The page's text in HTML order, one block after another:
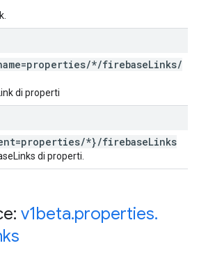
/*/firebaseLinks/
di properti
/*}/firebaseLinks
di properti.
v1beta.properties.